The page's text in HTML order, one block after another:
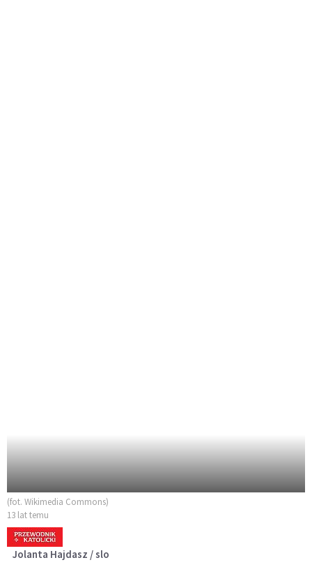
(fot. Wikimedia Commons)
13 lat temu
Jolanta Hajdasz / slo